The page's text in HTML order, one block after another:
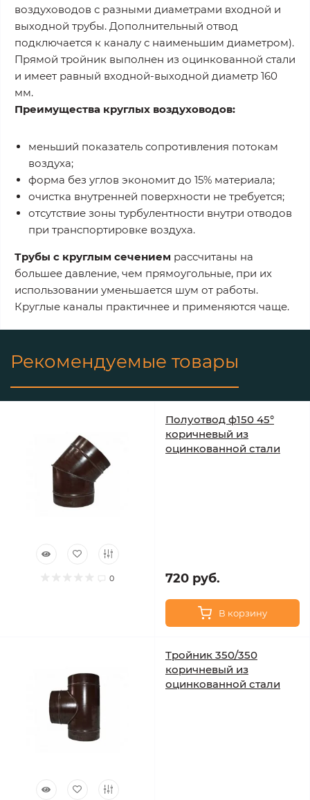
воздуховодов с разными диаметрами входной и
выходной трубы. Дополнительный отвод
подключается к каналу с наименьшим диаметром).
Прямой тройник выполнен из оцинкованной стали
и имеет равный входной-выходной диаметр 160
мм.
Преимущества круглых воздуховодов:
меньший показатель сопротивления потокам
воздуха;
форма без углов экономит до 15% материала;
очистка внутренней поверхности не требуется;
отсутствие зоны турбулентности внутри отводов
при транспортировке воздуха.
Трубы с круглым сечением рассчитаны на
большее давление, чем прямоугольные, при их
использовании уменьшается шум от работы.
Круглые каналы практичнее и применяются чаще.
Рекомендуемые товары
0
Полуотвод ф150 45°
коричневый из
оцинкованной стали
720 руб.
В корзину
Тройник 350/350
коричневый из
оцинкованной стали